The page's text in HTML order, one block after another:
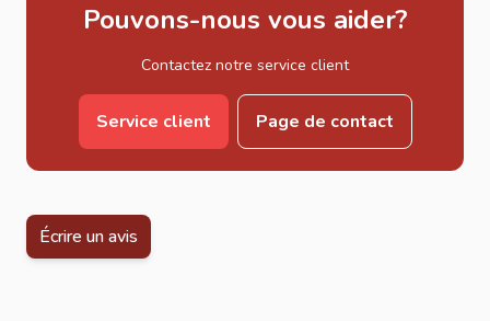
Pouvons-nous vous aider?
Contactez notre service client
Service client Page de contact
Écrire un avis